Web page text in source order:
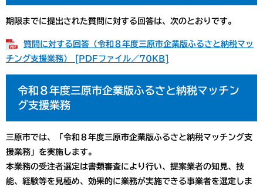
期限までに提出された質問に対する回答は、次のとおりです。
質問に対する回答（令和８年度三原市企業版ふるさと納税マッ
チング支援業務） [PDFファイル／70KB]
令和８年度三原市企業版ふるさと納税マッチン
グ支援業務
三原市では、「令和８年度三原市企業版ふるさと納税マッチング支
援業務」を実施します。
本業務の受注者選定は書類審査により行い、提案業者の知見、技
能、経験等を見極め、効果的に業務が実施できる事業者を選定しま